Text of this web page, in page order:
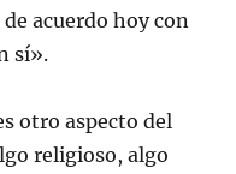
acuerdo hoy con
sí».
otro aspecto del
religioso, algo